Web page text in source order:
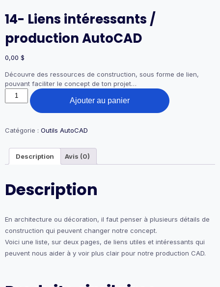
14- Liens intéressants /
production AutoCAD
0,00 $
Découvre des ressources de construction, sous forme de lien,
pouvant faciliter le concept de ton projet…
quantité
de
intéressants
production
AutoCAD
Ajouter au panier
Catégorie : Outils AutoCAD
Description Avis (0)
Description
En architecture ou décoration, il faut penser à plusieurs détails de
construction qui peuvent changer notre concept.
Voici une liste, sur deux pages, de liens utiles et intéressants qui
peuvent nous aider à y voir plus clair pour notre production CAD.